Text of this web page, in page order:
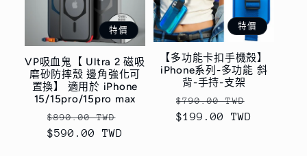
特價
VP吸血鬼【 Ultra 2 磁吸
磨砂防摔殼 邊角強化可
置換】 適用於 iPhone
15/15pro/15pro max
定
價
$890.00 TWD
$590.00 TWD
特價
【多功能卡扣手機殼】
iPhone系列-多功能 斜
背-手持-支架
定
價
$790.00 TWD
$199.00 TWD